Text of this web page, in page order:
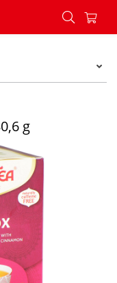
30,6 g - Konzum
g